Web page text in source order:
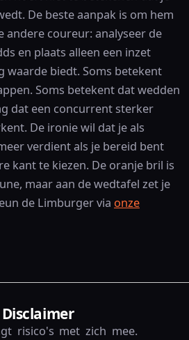
De beste aanpak is om hem
andere coureur: analyseer de
en plaats alleen een inzet
waarde biedt. Soms betekent
Soms betekent dat wedden
dat een concurrent sterker
De ironie wil dat je als
verdient als je bereid bent
kant te kiezen. De oranje bril is
maar aan de wedtafel zet je
de Limburger via onze
Disclaimer
risico's met zich mee.